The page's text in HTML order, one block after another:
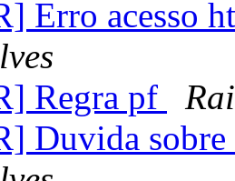
Erro acesso
Regra pf
Duvida